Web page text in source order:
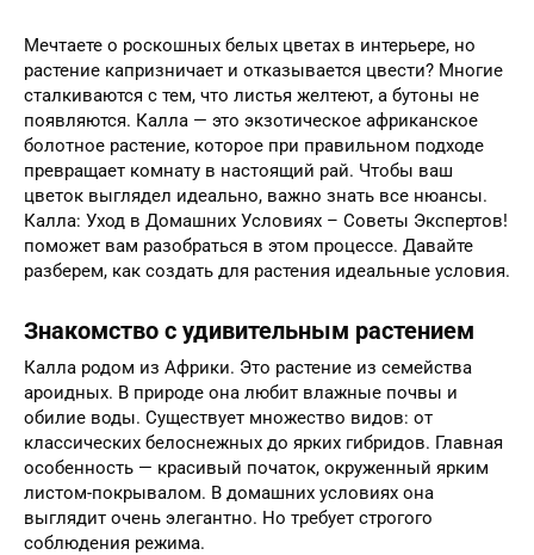
Мечтаете о роскошных белых цветах в интерьере, но
растение капризничает и отказывается цвести? Многие
сталкиваются с тем, что листья желтеют, а бутоны не
появляются. Калла — это экзотическое африканское
болотное растение, которое при правильном подходе
превращает комнату в настоящий рай. Чтобы ваш
цветок выглядел идеально, важно знать все нюансы.
Калла: Уход в Домашних Условиях – Советы Экспертов!
поможет вам разобраться в этом процессе. Давайте
разберем, как создать для растения идеальные условия.
Знакомство с удивительным растением
Калла родом из Африки. Это растение из семейства
ароидных. В природе она любит влажные почвы и
обилие воды. Существует множество видов: от
классических белоснежных до ярких гибридов. Главная
особенность — красивый початок, окруженный ярким
листом-покрывалом. В домашних условиях она
выглядит очень элегантно. Но требует строгого
соблюдения режима.